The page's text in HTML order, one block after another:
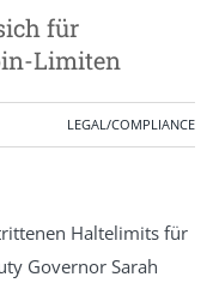
für
Limiten
LEGAL/COMPLIANCE
Haltelimits für
Governor Sarah